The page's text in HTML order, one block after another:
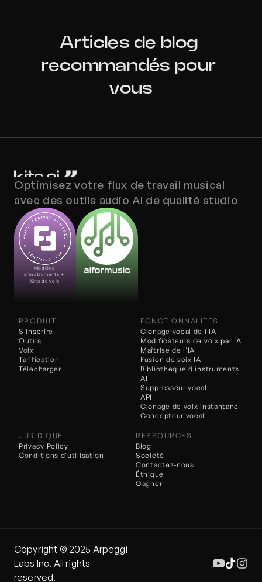
Articles de blog
recommandés pour
vous
Optimisez votre flux de travail musical
avec des outils audio AI de qualité studio
Modèles
d'instruments +
Kits de voix
PRODUIT
S'inscrire
Outils
Voix
Tarification
Télécharger
FONCTIONNALITÉS
Clonage vocal de l'IA
Fusion de voix IA
Modificateurs de voix par IA
Maîtrise de l'IA
Bibliothèque d'instruments
AI
Suppresseur vocal
API
Clonage de voix instantané
Concepteur vocal
JURIDIQUE
Privacy Policy
Conditions d'utilisation
RESSOURCES
Blog
Société
Contactez-nous
Éthique
Gagner
Copyright ©️ 2025 Arpeggi
Labs Inc. All rights
reserved.